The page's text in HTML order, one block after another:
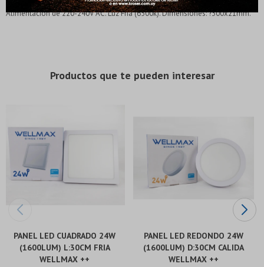
Alimentacion de 220-240V AC. Luz Fria (6500k). Dimensiones: ?300x21mm.
Productos que te pueden interesar
PANEL LED CUADRADO 24W
(1600LUM) L:30CM FRIA
WELLMAX ++
PANEL LED REDONDO 24W
(1600LUM) D:30CM CALIDA
WELLMAX ++
* sujeto a aprobación crediticia. El monto disponible
puede variar por comercio
* sujeto a aprobación crediticia. El monto disponible
puede variar por comercio